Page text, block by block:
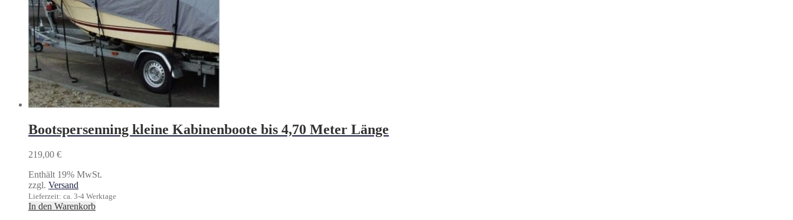
Bootspersenning kleine Kabinenboote bis 4,70 Meter Länge
219,00 €
Enthält 19% MwSt.
zzgl. Versand
Lieferzeit: ca. 3-4 Werktage
In den Warenkorb